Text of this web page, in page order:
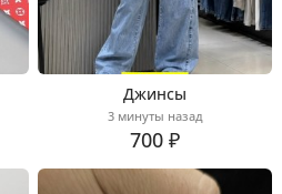
Джинсы
3 минуты назад
700 ₽